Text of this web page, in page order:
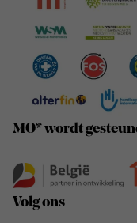
MO* wordt
Volg ons